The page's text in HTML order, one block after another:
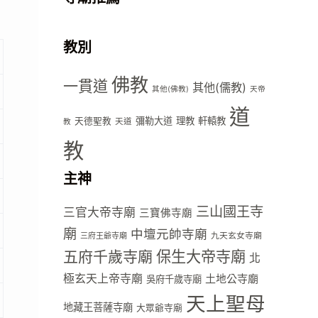
教別
一貫道 佛教 其他(佛教) 其他(儒教) 天帝
教 天德聖教 天道 彌勒大道 理教 軒轅教 道
教
主神
三官大帝寺廟 三寶佛寺廟 三山國王寺
廟 三府王爺寺廟 中壇元帥寺廟 九天玄女寺廟
五府千歲寺廟 保生大帝寺廟 北
極玄天上帝寺廟 吳府千歲寺廟 土地公寺廟
地藏王菩薩寺廟 大眾爺寺廟 天上聖母